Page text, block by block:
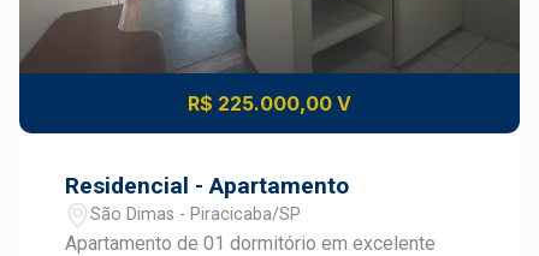
R$ 225.000,00 V
Residencial - Apartamento
São Dimas - Piracicaba/SP
Apartamento de 01 dormitório em excelente